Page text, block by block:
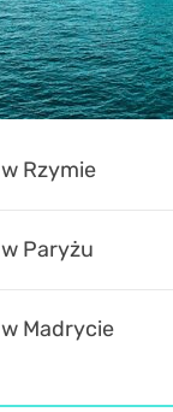
w Rzymie
w Paryżu
w Madrycie